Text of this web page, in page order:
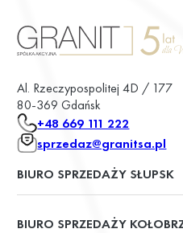
listopad 2023(1)
sierpień 2023(2)
lipiec 2023 (3)
maj 2023(1)
kwiecień 2023
marzec 2023
luty 2023(2)
listopad 2022(1)
październik 2022(2)
Al. Rzeczypospolitej 4D / 177
80-369 Gdańsk
+48 669 111 222
sprzedaz@granitsa.pl
BIURO SPRZEDAŻY SŁUPSK
plac Władysława
BIURO SPRZEDAŻY